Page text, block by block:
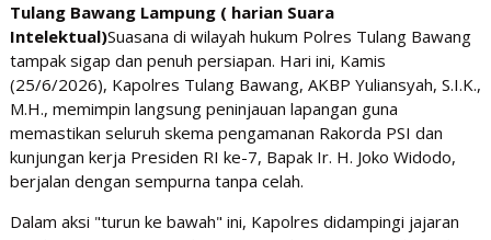
Tulang Bawang Lampung ( harian Suara
Intelektual)Suasana di wilayah hukum Polres Tulang Bawang
tampak sigap dan penuh persiapan. Hari ini, Kamis
(25/6/2026), Kapolres Tulang Bawang, AKBP Yuliansyah, S.I.K.,
M.H., memimpin langsung peninjauan lapangan guna
memastikan seluruh skema pengamanan Rakorda PSI dan
kunjungan kerja Presiden RI ke-7, Bapak Ir. H. Joko Widodo,
berjalan dengan sempurna tanpa celah.
Dalam aksi "turun ke bawah" ini, Kapolres didampingi jajaran